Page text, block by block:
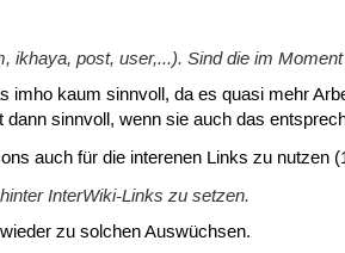
post, user,...). Sind die im
kaum sinnvoll, da es quasi mehr
sinnvoll, wenn sie auch das
auch für die interenen Links zu nutzen
InterWiki-Links zu setzen.
zu solchen Auswüchsen.